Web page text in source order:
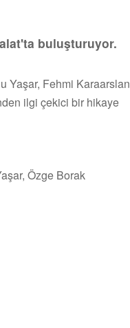
buluşturuyor.
Yaşar, Fehmi Karaarslan
ilgi çekici bir hikaye
Özge Borak